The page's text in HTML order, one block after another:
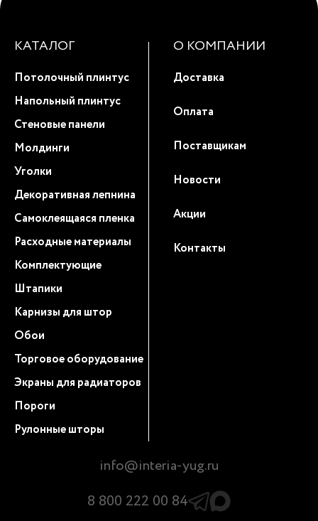
КАТАЛОГ
Потолочный плинтус
Напольный плинтус
Стеновые панели
Молдинги
Уголки
Декоративная лепнина
Самоклеящаяся пленка
Расходные материалы
Комплектующие
Штапики
Карнизы для штор
Обои
Торговое оборудование
Экраны для радиаторов
Пороги
Рулонные шторы
О КОМПАНИИ
Доставка
Оплата
Поставщикам
Новости
Акции
Контакты
info@interia-yug.ru
8 800 222 00 84